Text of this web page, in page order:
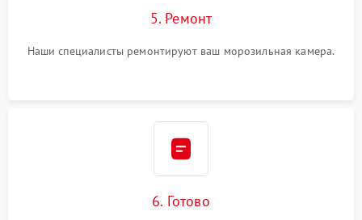
5. Ремонт
Наши специалисты ремонтируют ваш морозильная камера.
6. Готово